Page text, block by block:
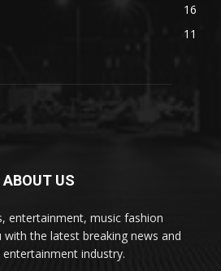
16
11
ABOUT US
entertainment, music fashion
the latest breaking news and
industry.